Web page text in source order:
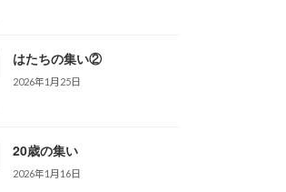
はたちの集い②
2026年1月25日
20歳の集い
2026年1月16日